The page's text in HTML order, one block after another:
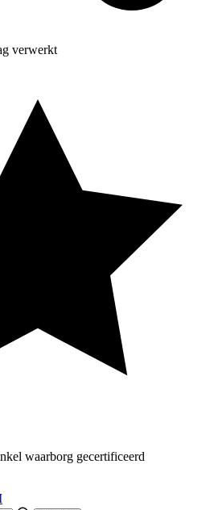
verwerkt
waarborg gecertificeerd